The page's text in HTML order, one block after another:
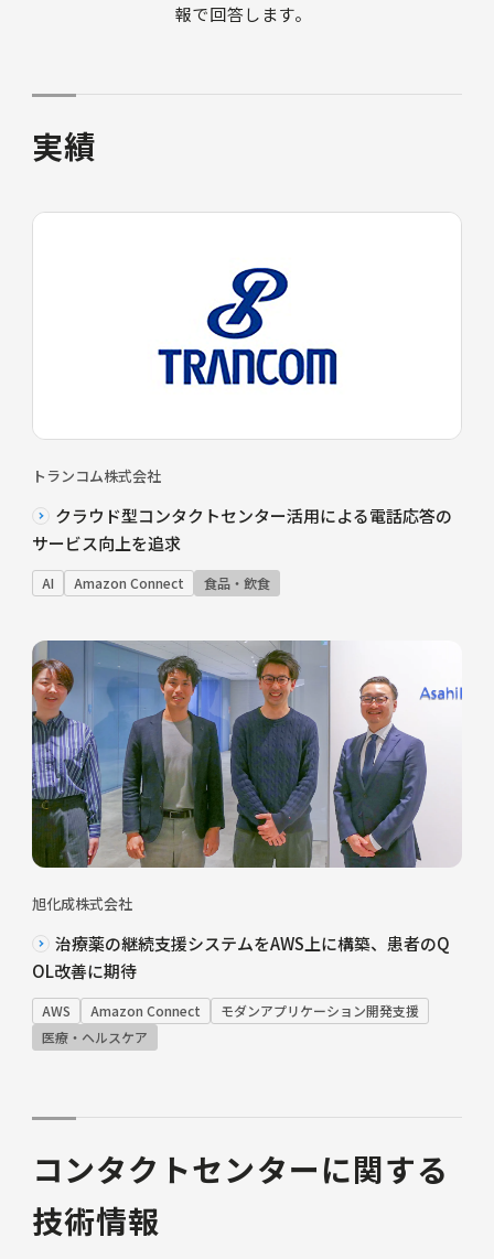
報で回答します。
実績
トランコム株式会社
クラウド型コンタクトセンター活用による電話応答の
サービス向上を追求
AI Amazon Connect 食品・飲食
旭化成株式会社
治療薬の継続支援システムをAWS上に構築、患者のQ
OL改善に期待
AWS Amazon Connect
モダンアプリケーション開発支援
医療・ヘルスケア
コンタクトセンターに関する
技術情報